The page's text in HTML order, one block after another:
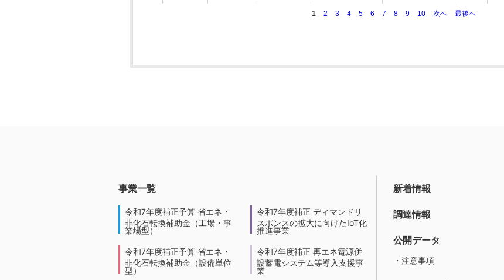
1 2 3 4 5 6 7 8 9 10 次へ 最後へ
事業一覧
令和7年度補正予算 省エネ・
非化石転換補助金（工場・事
業場型）
令和7年度補正予算 省エネ・
非化石転換補助金（設備単位
型）
令和7年度補正 ディマンドリ
スポンスの拡大に向けたIoT化
推進事業
令和7年度補正 再エネ電源併
設蓄電システム等導入支援事
業
新着情報
調達情報
公開データ
・注意事項